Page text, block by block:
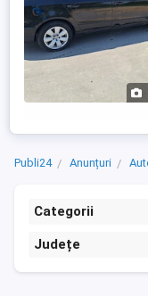
Publi24 Anunțuri
Categorii
Județe